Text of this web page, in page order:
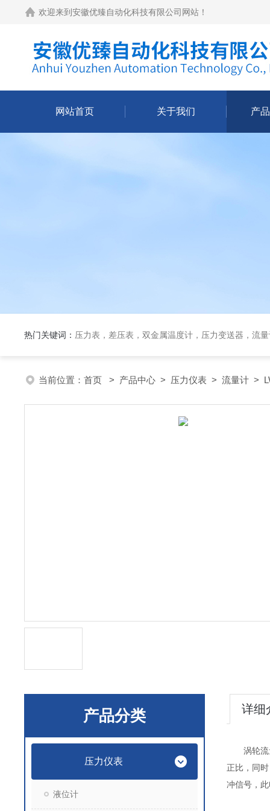
欢迎来到 安徽优臻自动化科技有限公司网站 ！
网站首页 关于我们 产
热门关键词： 压力表，差压表，双金属温度计，压力变送器，流
当前位置： 首页 > 产品中心 > 压力仪表 > 流量计 >
产品分类
压力仪表
液位计
详细
涡轮流量
正比，同
冲信号，